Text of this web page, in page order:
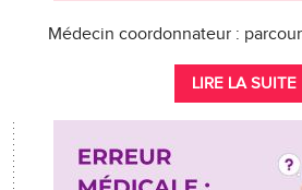
Médecin coordonnateur :
LIRE LA SUITE